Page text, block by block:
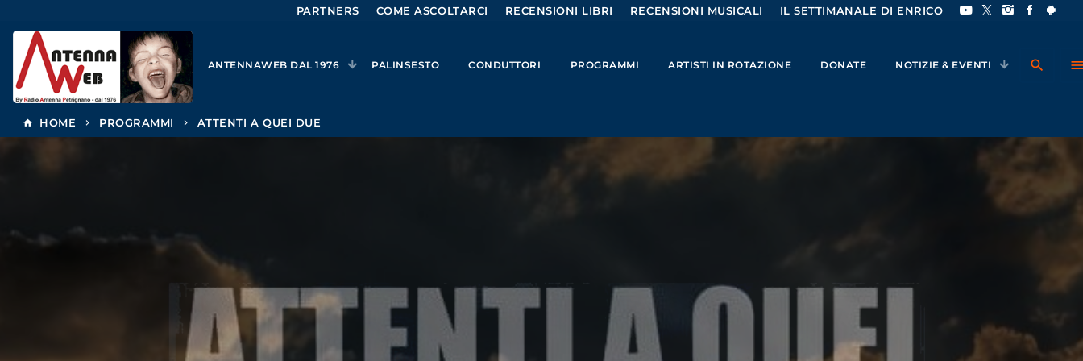
PARTNERS COME ASCOLTARCI RECENSIONI LIBRI RECENSIONI MUSICALI IL SETTIMANALE DI ENRICO
ANTENNAWEB DAL 1976 PALINSESTO CONDUTTORI PROGRAMMI ARTISTI IN ROTAZIONE DONATE NOTIZIE & EVENTI search
home HOME keyboard_arrow_right PROGRAMMI keyboard_arrow_right ATTENTI A QUEI DUE